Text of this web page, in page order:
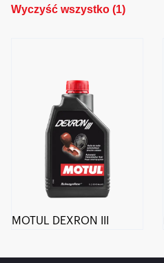
Wyczyść wszystko (1)
MOTUL DEXRON III